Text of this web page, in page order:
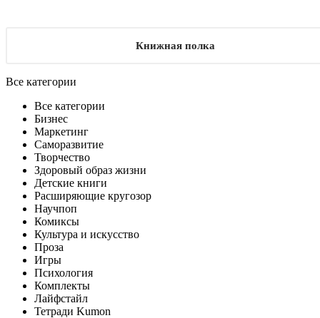
Книжная полка
Все категории
Все категории
Бизнес
Маркетинг
Саморазвитие
Творчество
Здоровый образ жизни
Детские книги
Расширяющие кругозор
Научпоп
Комиксы
Культура и искусство
Проза
Игры
Психология
Комплекты
Лайфстайл
Тетради Kumon